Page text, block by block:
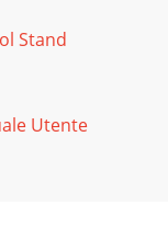
Stand
Utente